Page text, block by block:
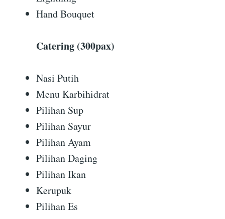
Hand Bouquet
Catering (300pax)
Nasi Putih
Menu Karbihidrat
Pilihan Sup
Pilihan Sayur
Pilihan Ayam
Pilihan Daging
Pilihan Ikan
Kerupuk
Pilihan Es